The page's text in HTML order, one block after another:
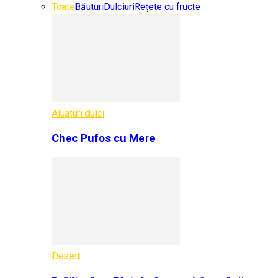
ToateBăuturiDulciuriRețete cu fructe
Aluaturi dulci
Chec Pufos cu Mere
Desert